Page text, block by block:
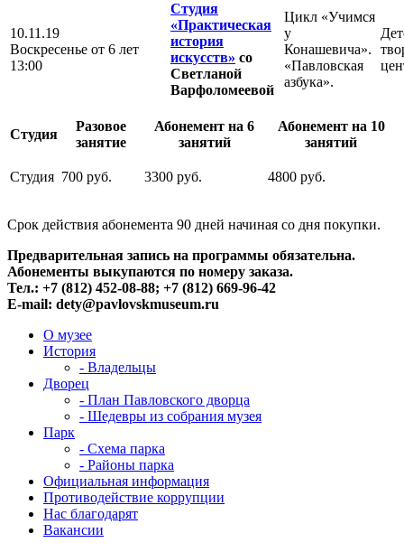
10.11.19
Воскресенье
13:00
от 6 лет
Студия
«Практическая
история
искусств» со
Светланой
Варфоломеевой
Цикл «Учимся
у
Конашевича».
«Павловская
азбука».
Студия
Разовое
занятие
Абонемент на 6
занятий
Абонемент на 10
занятий
Студия 700 руб. 3300 руб. 4800 руб.
Срок действия абонемента 90 дней начиная со дня покупки.
Предварительная запись на программы обязательна.
Абонементы выкупаются по номеру заказа.
Тел.: +7 (812) 452-08-88; +7 (812) 669-96-42
E-mail: dety@pavlovskmuseum.ru
О музее
История
- Владельцы
Дворец
- План Павловского дворца
- Шедевры из собрания музея
Парк
- Схема парка
- Районы парка
Официальная информация
Противодействие коррупции
Нас благодарят
Вакансии